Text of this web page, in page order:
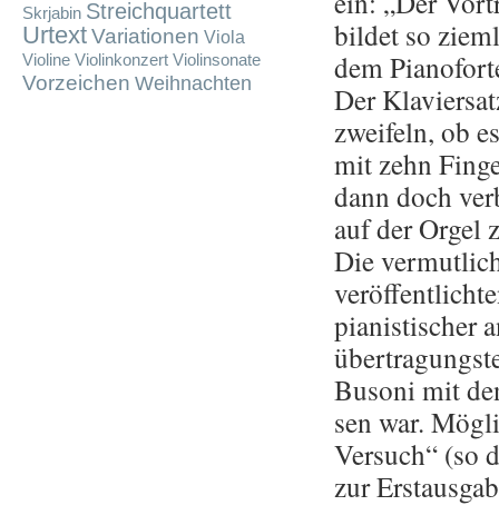
bil­det so
dem
Der
zwei­feln, ob
mit zehn
dann doch
auf der Orgel
Die
pia­nis­ti­scher
Bu­so­ni mit
sen war.
Ver­such“ (so
zur
Skrjabin Streichquartett
UrtextVariationen Viola
Violine Violinkonzert Violinsonate
Vorzeichen Weihnachten